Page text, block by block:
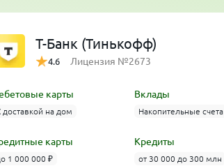
Т-Банк (Тинькофф)
4.6 Лицензия №2673
карты
доставкой на дом
карты
1 000 000 ₽
Вклады
Накопительные счета
Кредиты
от 30 000 до 300 млн